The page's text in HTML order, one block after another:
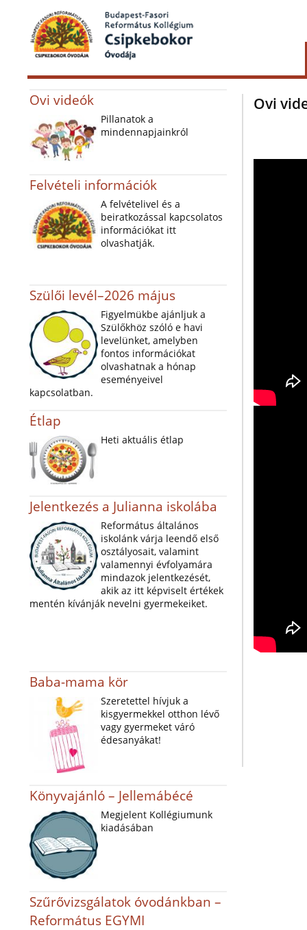
Ovi videók
Pillanatok a
mindennapjainkról
Felvételi információk
A felvételivel és a
beiratkozással kapcsolatos
információkat itt
olvashatják.
Szülői levél–2026 május
Figyelmükbe ajánljuk a
Szülőkhöz szóló e havi
levelünket, amelyben
fontos információkat
olvashatnak a hónap
eseményeivel
kapcsolatban.
Étlap
Heti aktuális étlap
Jelentkezés a Julianna iskolába
Református általános
iskolánk várja leendő első
osztályosait, valamint
valamennyi évfolyamára
mindazok jelentkezését,
akik az itt képviselt értékek
mentén kívánják nevelni gyermekeiket.
Baba-mama kör
Szeretettel hívjuk a
kisgyermekkel otthon lévő
vagy gyermeket váró
édesanyákat!
Könyvajánló – Jellemábécé
Megjelent Kollégiumunk
kiadásában
Szűrővizsgálatok óvodánkban –
Református EGYMI
Ovi